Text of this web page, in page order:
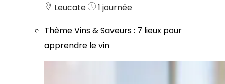
Leucate
1 journée
ThèmeVins & Saveurs: 7 lieux pour
apprendre le vin